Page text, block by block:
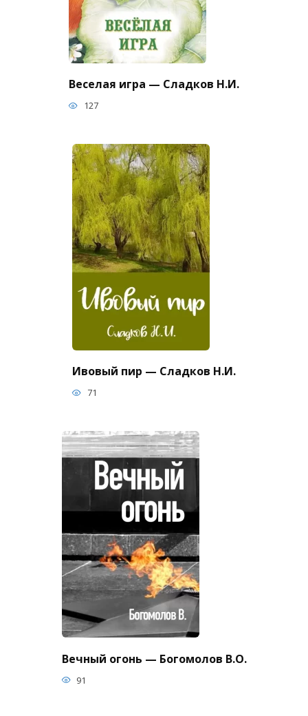
Веселая игра — Сладков Н.И.
127
Ивовый пир — Сладков Н.И.
71
Вечный огонь — Богомолов В.О.
91